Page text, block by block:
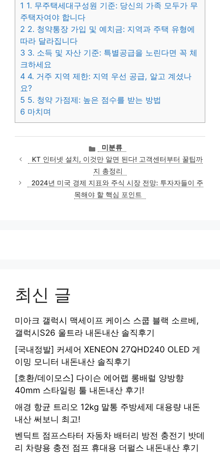
1 1. 무주택세대구성원 기준: 당신의 가족 모두가 무
주택자여야 합니다
2 2. 청약통장 가입 및 예치금: 지역과 주택 유형에
따라 달라집니다
3 3. 소득 및 자산 기준: 특별공급을 노린다면 꼭 체
크하세요
4 4. 거주 지역 제한: 지역 우선 공급, 알고 계셨나
요?
5 5. 청약 가점제: 높은 점수를 받는 방법
6 마치며
카
테
고
리
미분류
KT 인터넷 설치, 이것만 알면 된다! 고객센터부터 꿀팁까
지 총정리
2024년 미국 경제 지표와 주식 시장 전망: 투자자들이 주
목해야 할 핵심 포인트
최신 글
미아크 갤럭시 맥세이프 케이스 스쿱 블랙 소르베,
갤럭시S26 울트라 내돈내산 솔직후기
[국내정발] 커세어 XENEON 27QHD240 OLED 게
이밍 모니터 내돈내산 솔직후기
[호환/데이모스] 다이슨 에어랩 롱배럴 양방향
40mm 스타일링 툴 내돈내산 후기!
애경 항균 트리오 12kg 말통 주방세제 대용량 내돈
내산 써보니 최고!
벤딕트 점프스타터 자동차 배터리 방전 충전기 밧데
리 차량용 충전 점프 휴대용 더펄스 내돈내산 후기